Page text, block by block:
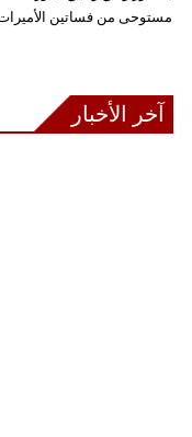
مستوحى من فساتين
آخر الأخبار